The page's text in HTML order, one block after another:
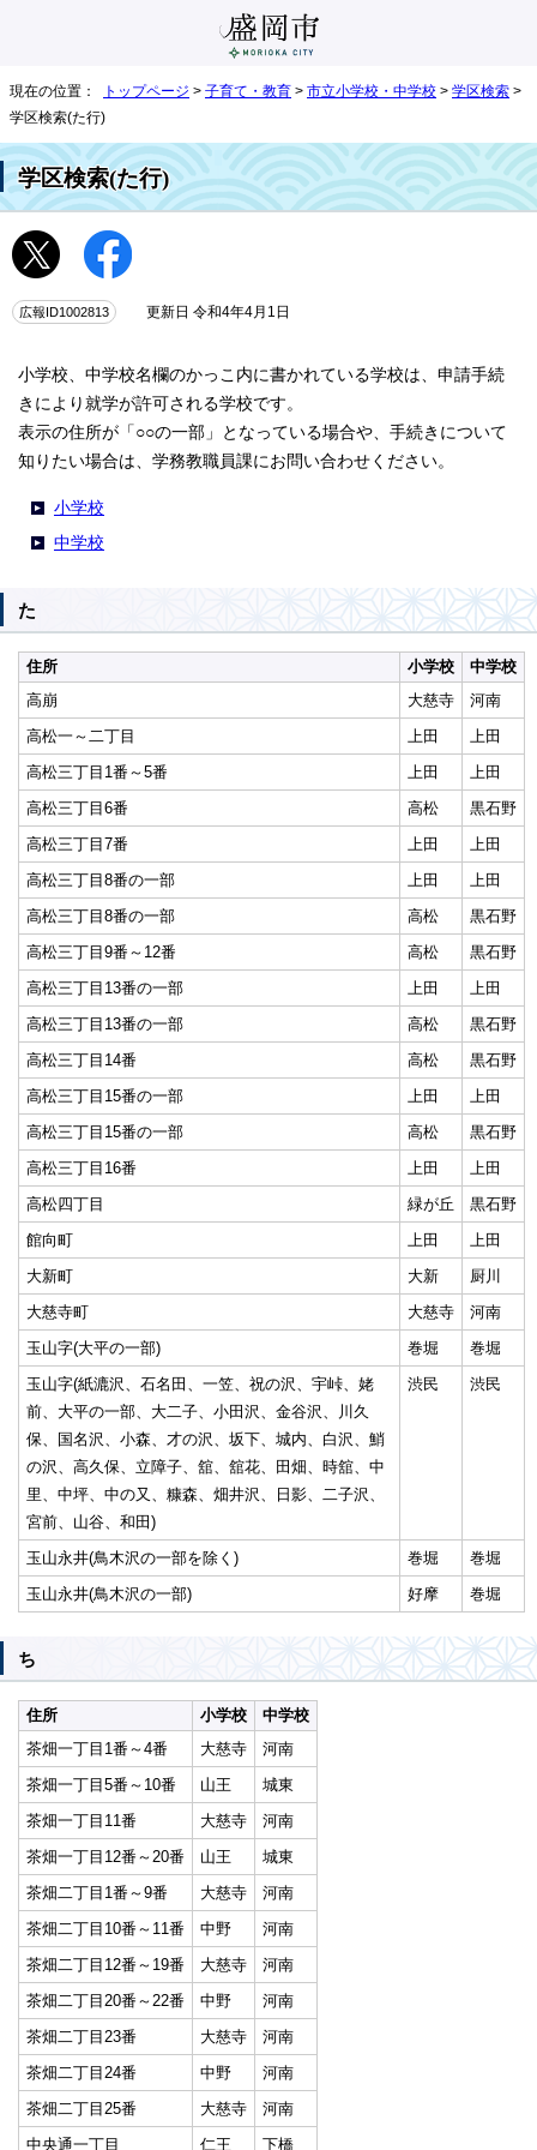
現在の位置： トップページ > 子育て・教育 > 市立小学校・中学校 > 学区検索 >
学区検索(た行)
学区検索(た行)
広報ID1002813 更新日 令和4年4月1日
小学校、中学校名欄のかっこ内に書かれている学校は、申請手続
きにより就学が許可される学校です。
表示の住所が「○○の一部」となっている場合や、手続きについて
知りたい場合は、学務教職員課にお問い合わせください。
小学校
中学校
た
住所 小学校
中学校
高崩
大慈寺
河南
高松一～二丁目
上田
上田
高松三丁目1番～5番
上田
上田
高松三丁目6番
高松
黒石野
高松三丁目7番
上田
上田
高松三丁目8番の一部
上田
上田
高松三丁目8番の一部
高松
黒石野
高松三丁目9番～12番
高松
黒石野
高松三丁目13番の一部
上田
上田
高松三丁目13番の一部
高松
黒石野
高松三丁目14番
高松
黒石野
高松三丁目15番の一部
上田
上田
高松三丁目15番の一部
高松
黒石野
高松三丁目16番
上田
上田
高松四丁目
緑が丘
黒石野
館向町
上田
上田
大新町
大新
厨川
大慈寺町
大慈寺
河南
玉山字(大平の一部)
巻堀
巻堀
玉山字(紙漉沢、石名田、一笠、祝の沢、宇峠、姥
前、大平の一部、大二子、小田沢、金谷沢、川久
保、国名沢、小森、才の沢、坂下、城内、白沢、鮹
の沢、高久保、立障子、舘、舘花、田畑、時舘、中
里、中坪、中の又、糠森、畑井沢、日影、二子沢、
宮前、山谷、和田)
渋民 渋民
玉山永井(鳥木沢の一部を除く) 巻堀
巻堀
玉山永井(鳥木沢の一部)
好摩 巻堀
ち
住所 小学校
中学校
茶畑一丁目1番～4番
大慈寺
河南
茶畑一丁目5番～10番
山王
城東
茶畑一丁目11番
大慈寺
河南
茶畑一丁目12番～20番
山王
城東
茶畑二丁目1番～9番
大慈寺
河南
茶畑二丁目10番～11番
中野
河南
茶畑二丁目12番～19番
大慈寺
河南
茶畑二丁目20番～22番
中野
河南
茶畑二丁目23番
大慈寺
河南
茶畑二丁目24番
中野
河南
茶畑二丁目25番
大慈寺
河南
中央通一丁目
仁王 下橋